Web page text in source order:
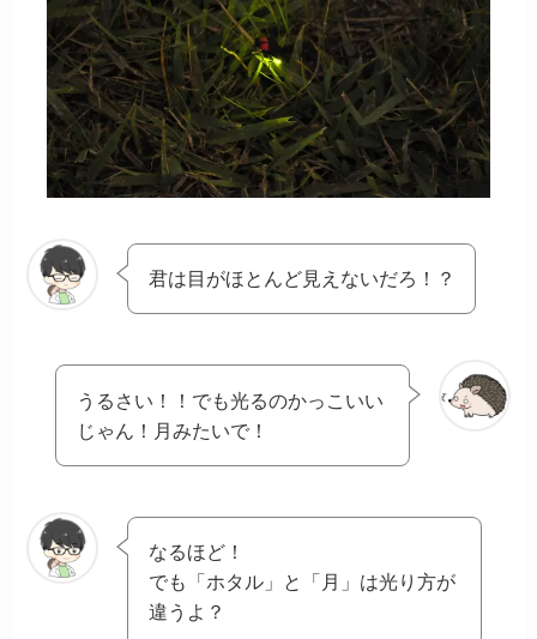
君は目がほとんど見えないだろ！？
うるさい！！でも光るのかっこいい
じゃん！月みたいで！
なるほど！
でも「ホタル」と「月」は光り方が
違うよ？